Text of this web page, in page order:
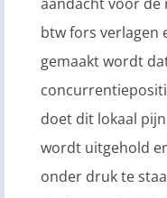
btw fors verlagen
gemaakt wordt
doet dit lokaal
wordt uitgehold
onder druk te